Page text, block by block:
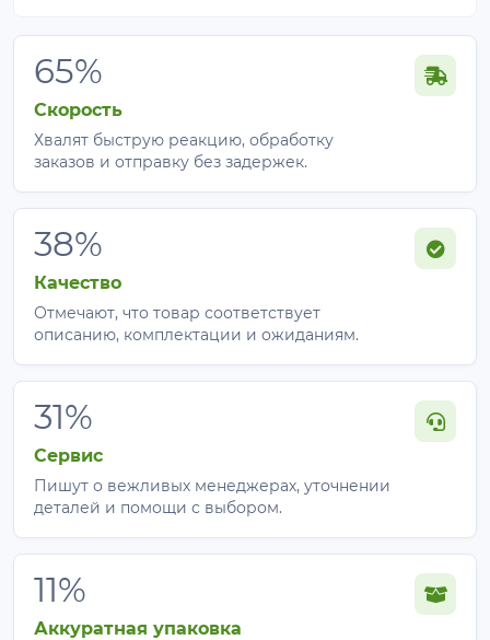
65%
Скорость
Хвалят быструю реакцию, обработку
заказов и отправку без задержек.
38%
Качество
Отмечают, что товар соответствует
описанию, комплектации и ожиданиям.
31%
Сервис
Пишут о вежливых менеджерах, уточнении
деталей и помощи с выбором.
11%
Аккуратная упаковка